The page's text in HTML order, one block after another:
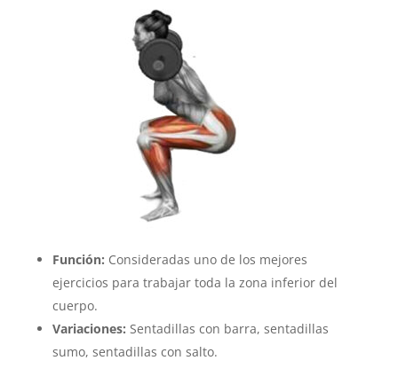
Función: Consideradas uno de los mejores
ejercicios para trabajar toda la zona inferior del
cuerpo.
Variaciones: Sentadillas con barra, sentadillas
sumo, sentadillas con salto.